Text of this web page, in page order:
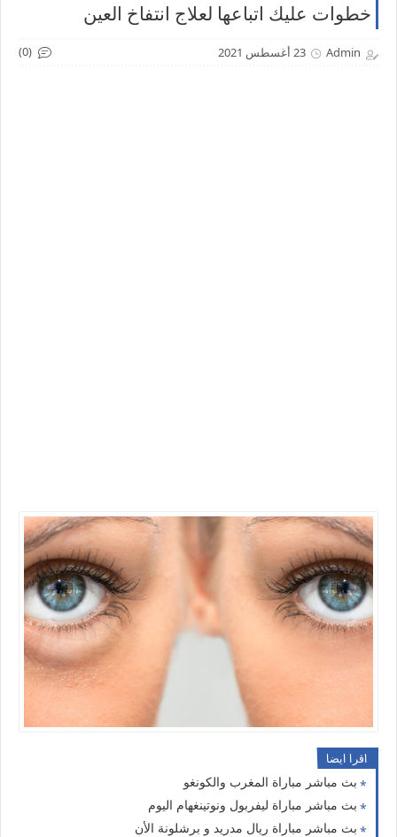
خطوات عليك اتباعها لعلاج انتفاخ العين
Admin 23 أغسطس 2021 (0)
اقرا ايضا
بث مباشر مباراة المغرب والكونغو
بث مباشر مباراة ليفربول ونوتينغهام اليوم
بث مباشر مباراة ريال مدريد و برشلونة الأن